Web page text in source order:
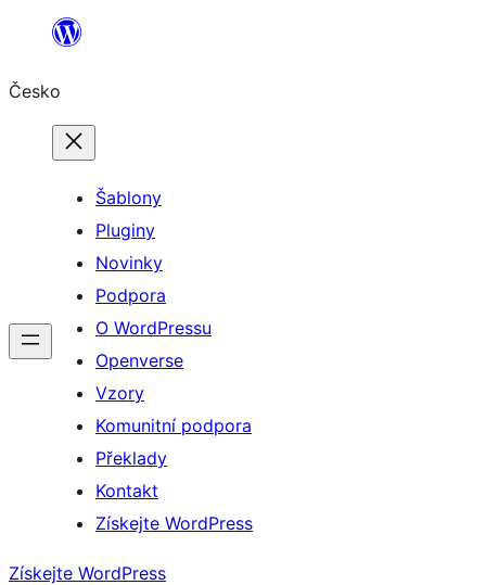
Přeskočit
obsah
Česko
Šablony
Pluginy
Novinky
Podpora
O WordPressu
Openverse
Vzory
Komunitní podpora
Překlady
Kontakt
Získejte WordPress
Získejte WordPress